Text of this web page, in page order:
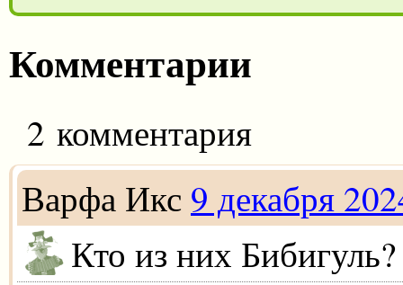
Комментарии
2 комментария
Варфа Икс 9 декабря
Кто из них Бибигуль?